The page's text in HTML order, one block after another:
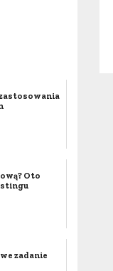
Oto
zadanie